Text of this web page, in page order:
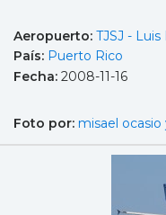
Aeropuerto: TJSJ -
País: Puerto Rico
Fecha: 2008-11-16
Foto por: misael ocasio